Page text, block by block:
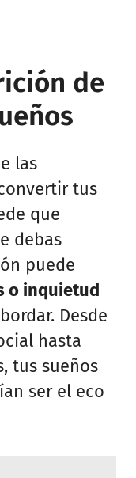
de
las
tus
que
debas
puede
o inquietud
Desde
hasta
tus sueños
ser el eco